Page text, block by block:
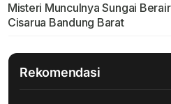
Misteri Munculnya Sungai
Cisarua Bandung Barat
Rekomendasi